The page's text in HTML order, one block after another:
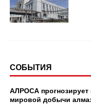
СОБЫТИЯ
АЛРОСА прогнозирует
мировой добычи